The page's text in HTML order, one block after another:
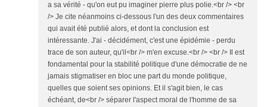
a sa vérité - qu'on eut pu imaginer pierre plus polie.<br /> <br
/> Je cite néanmoins ci-dessous l'un des deux commentaires
qui avait été publié alors, et dont la conclusion est
intéressante. J'ai - décidément, c'est une épidémie - perdu
trace de son auteur, qu'il<br /> m'en excuse.<br /> <br /> Il est
fondamental pour la stabilité politique d'une démocratie de ne
jamais stigmatiser en bloc une part du monde politique,
quelles que soient ses opinions. Et il s'agit bien, le cas
échéant, de<br /> séparer l'aspect moral de l'homme de sa